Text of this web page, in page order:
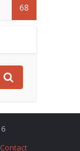
68
Contact